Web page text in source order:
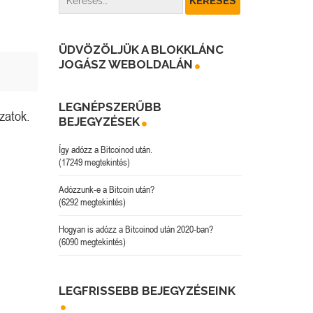
ÜDVÖZÖLJÜK A BLOKKLÁNC
JOGÁSZ WEBOLDALÁN
LEGNÉPSZERŰBB
BEJEGYZÉSEK
Így adózz a Bitcoinod után.
(17249 megtekintés)
Adózzunk-e a Bitcoin után?
(6292 megtekintés)
Hogyan is adózz a Bitcoinod után 2020-ban?
(6090 megtekintés)
LEGFRISSEBB BEJEGYZÉSEINK